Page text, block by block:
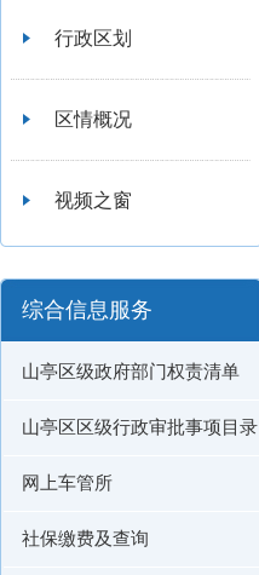
行政区划
区情概况
视频之窗
综合信息服务
山亭区级政府部门权责清单
山亭区区级行政审批事项目录
网上车管所
社保缴费及查询